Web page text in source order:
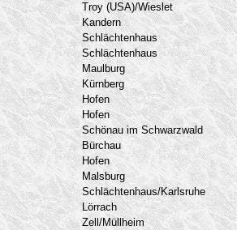
Troy (USA)/Wieslet
Kandern
Schlächtenhaus
Schlächtenhaus
Maulburg
Kürnberg
Hofen
Hofen
Schönau im Schwarzwald
Bürchau
Hofen
Malsburg
Schlächtenhaus/Karlsruhe
Lörrach
Zell/Müllheim